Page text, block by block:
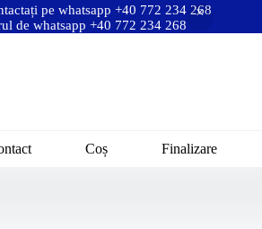
pe whatsapp +40 772 234 268
de whatsapp +40 772 234 268
Coș Finalizare